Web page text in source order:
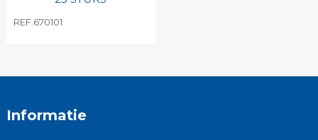
REF.670101
Informatie